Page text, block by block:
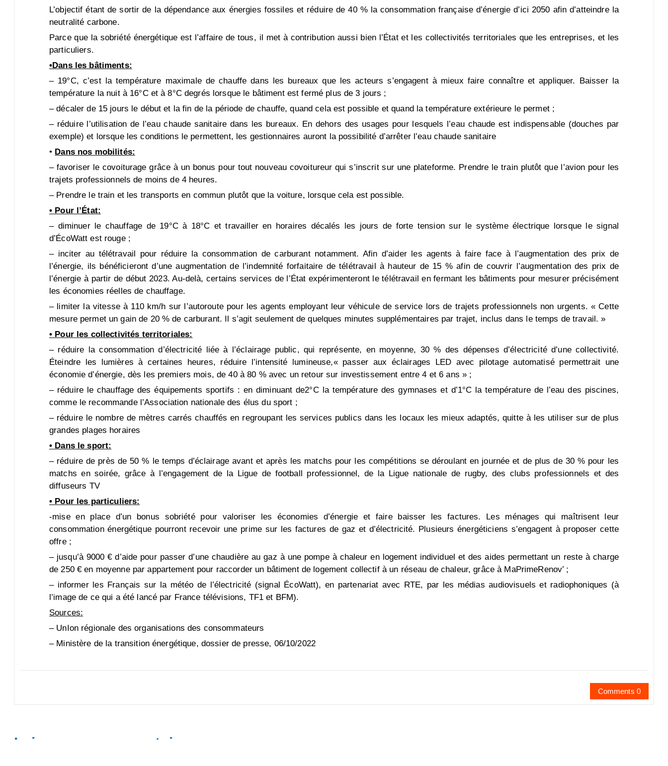
L’objectif étant de sortir de la dépendance aux énergies fossiles et réduire de 40 % la consommation française d’énergie d’ici 2050 afin d’atteindre la
neutralité carbone.
Parce que la sobriété énergétique est l’affaire de tous, il met à contribution aussi bien l’État et les collectivités territoriales que les entreprises, et les
particuliers.
•Dans les bâtiments:
– 19°C, c’est la température maximale de chauffe dans les bureaux que les acteurs s’engagent à mieux faire connaître et appliquer. Baisser la
température la nuit à 16°C et à 8°C degrés lorsque le bâtiment est fermé plus de 3 jours ;
– décaler de 15 jours le début et la fin de la période de chauffe, quand cela est possible et quand la température extérieure le permet ;
– réduire l’utilisation de l’eau chaude sanitaire dans les bureaux. En dehors des usages pour lesquels l’eau chaude est indispensable (douches par
exemple) et lorsque les conditions le permettent, les gestionnaires auront la possibilité d’arrêter l’eau chaude sanitaire
• Dans nos mobilités:
– favoriser le covoiturage grâce à un bonus pour tout nouveau covoitureur qui s’inscrit sur une plateforme. Prendre le train plutôt que l’avion pour les
trajets professionnels de moins de 4 heures.
– Prendre le train et les transports en commun plutôt que la voiture, lorsque cela est possible.
• Pour l’État:
– diminuer le chauffage de 19°C à 18°C et travailler en horaires décalés les jours de forte tension sur le système électrique lorsque le signal
d’ÉcoWatt est rouge ;
– inciter au télétravail pour réduire la consommation de carburant notamment. Afin d’aider les agents à faire face à l’augmentation des prix de
l’énergie, ils bénéficieront d’une augmentation de l’indemnité forfaitaire de télétravail à hauteur de 15 % afin de couvrir l’augmentation des prix de
l’énergie à partir de début 2023. Au-delà, certains services de l’État expérimenteront le télétravail en fermant les bâtiments pour mesurer précisément
les économies réelles de chauffage.
– limiter la vitesse à 110 km/h sur l’autoroute pour les agents employant leur véhicule de service lors de trajets professionnels non urgents. « Cette
mesure permet un gain de 20 % de carburant. Il s’agit seulement de quelques minutes supplémentaires par trajet, inclus dans le temps de travail. »
• Pour les collectivités territoriales:
– réduire la consommation d’électricité liée à l’éclairage public, qui représente, en moyenne, 30 % des dépenses d’électricité d’une collectivité.
Éteindre les lumières à certaines heures, réduire l’intensité lumineuse,« passer aux éclairages LED avec pilotage automatisé permettrait une
économie d’énergie, dès les premiers mois, de 40 à 80 % avec un retour sur investissement entre 4 et 6 ans » ;
– réduire le chauffage des équipements sportifs : en diminuant de2°C la température des gymnases et d’1°C la température de l’eau des piscines,
comme le recommande l’Association nationale des élus du sport ;
– réduire le nombre de mètres carrés chauffés en regroupant les services publics dans les locaux les mieux adaptés, quitte à les utiliser sur de plus
grandes plages horaires
• Dans le sport:
– réduire de près de 50 % le temps d’éclairage avant et après les matchs pour les compétitions se déroulant en journée et de plus de 30 % pour les
matchs en soirée, grâce à l’engagement de la Ligue de football professionnel, de la Ligue nationale de rugby, des clubs professionnels et des
diffuseurs TV
• Pour les particuliers:
-mise en place d’un bonus sobriété pour valoriser les économies d’énergie et faire baisser les factures. Les ménages qui maîtrisent leur
consommation énergétique pourront recevoir une prime sur les factures de gaz et d’électricité. Plusieurs énergéticiens s’engagent à proposer cette
offre ;
– jusqu’à 9000 € d’aide pour passer d’une chaudière au gaz à une pompe à chaleur en logement individuel et des aides permettant un reste à charge
de 250 € en moyenne par appartement pour raccorder un bâtiment de logement collectif à un réseau de chaleur, grâce à MaPrimeRenov’ ;
– informer les Français sur la météo de l’électricité (signal ÉcoWatt), en partenariat avec RTE, par les médias audiovisuels et radiophoniques (à
l’image de ce qui a été lancé par France télévisions, TF1 et BFM).
Sources:
– UnIon régionale des organisations des consommateurs
– Ministère de la transition énergétique, dossier de presse, 06/10/2022
Comments 0
Laisser un commentaire